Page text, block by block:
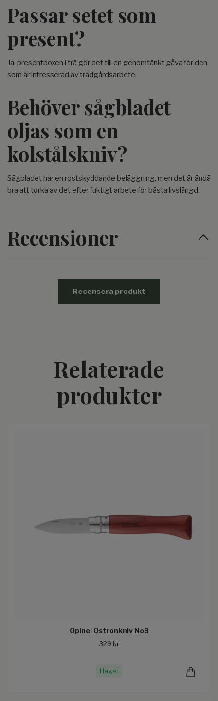
Passar setet som
present?
Ja, presentboxen i trä gör det till en genomtänkt gåva för den
som är intresserad av trädgårdsarbete.
Behöver sågbladet
oljas som en
kolstålskniv?
Sågbladet har en rostskyddande beläggning, men det är ändå
bra att torka av det efter fuktigt arbete för bästa livslängd.
Recensioner
Recensera produkt
Relaterade
produkter
Opinel Ostronkniv No9
329 kr
I lager